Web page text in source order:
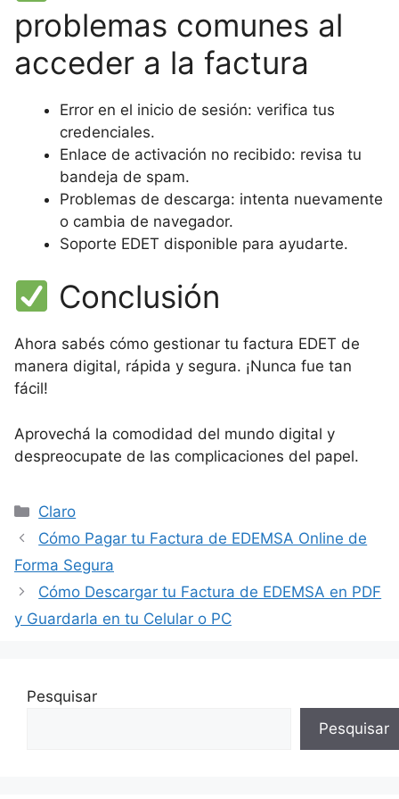
problemas comunes al
acceder a la factura
Error en el inicio de sesión: verifica tus
credenciales.
Enlace de activación no recibido: revisa tu
bandeja de spam.
Problemas de descarga: intenta nuevamente
o cambia de navegador.
Soporte EDET disponible para ayudarte.
Conclusión
Ahora sabés cómo gestionar tu factura EDET de
manera digital, rápida y segura. ¡Nunca fue tan
fácil!
Aprovechá la comodidad del mundo digital y
despreocupate de las complicaciones del papel.
Categorías
Claro
Cómo Pagar tu Factura de EDEMSA Online de
Forma Segura
Cómo Descargar tu Factura de EDEMSA en PDF
y Guardarla en tu Celular o PC
Pesquisar
Pesquisar